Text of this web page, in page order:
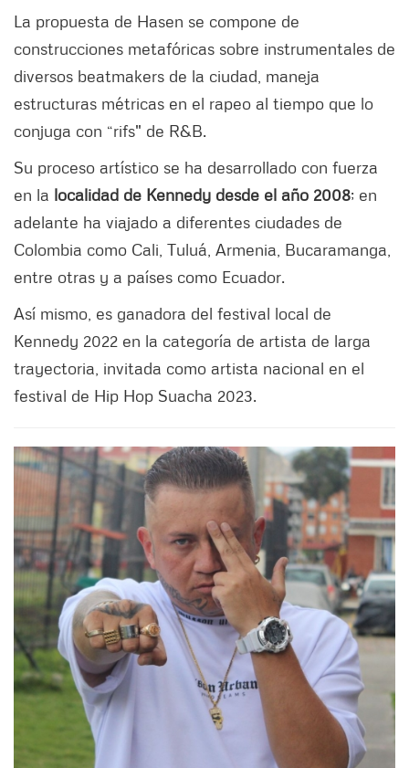
La propuesta de Hasen se compone de
construcciones metafóricas sobre instrumentales de
diversos beatmakers de la ciudad, maneja
estructuras métricas en el rapeo al tiempo que lo
conjuga con “rifs" de R&B.
Su proceso artístico se ha desarrollado con fuerza
en la localidad de Kennedy desde el año 2008; en
adelante ha viajado a diferentes ciudades de
Colombia como Cali, Tuluá, Armenia, Bucaramanga,
entre otras y a países como Ecuador.
Así mismo, es ganadora del festival local de
Kennedy 2022 en la categoría de artista de larga
trayectoria, invitada como artista nacional en el
festival de Hip Hop Suacha 2023.